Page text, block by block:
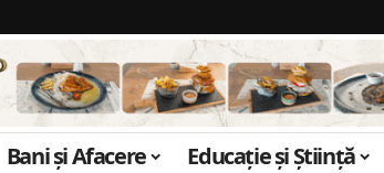
Bani și Afacere Educație și Știință